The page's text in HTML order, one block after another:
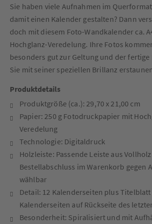
Sie haben viele Aufnahmen im
damit einen Kalender gestalten? Dann
doch mit diesem Foto-Wandkalender ca.
Hochglanz-Veredelung. Ihre Fotos
besonders gut zur Geltung und der
Sie mit seiner speziellen Brillanz
Produktdetails
Produktgröße (ca.): 29,70 x 21,00 cm
Papier: 250 g Fotodruckpapier mit
Veredelung
Technologie: Digitaldruck
Holzleiste: Passende Leiste aus
Bestellabschluss im Warenkorb gegen
wählbar
Detail: 12 Kalenderseiten plus
Kalenderseiten auf Rückseite des
Besonderheit: Spiralisiert und mit